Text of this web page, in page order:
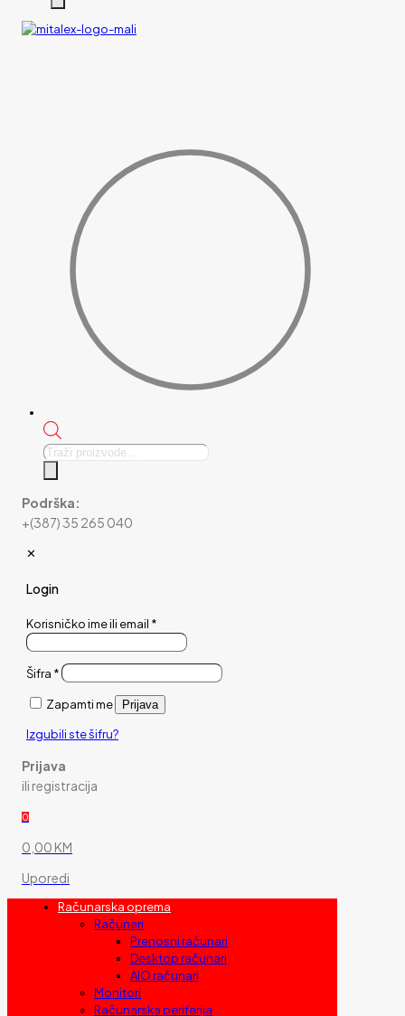
Products
Podrška:
+(387) 35 265 040
✕
Login
Korisničko ime ili email *
Šifra *
Zapamti me Prijava
Izgubili ste šifru?
Prijava
ili registracija
0
0,00 KM
Uporedi
Računarska oprema
Računari
Prenosni računari
Desktop računari
AIO računari
Monitori
Računarska periferija